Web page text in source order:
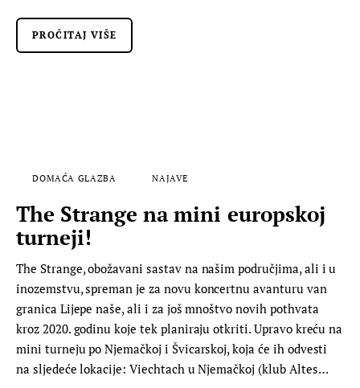
PROČITAJ VIŠE
DOMAĆA GLAZBA NAJAVE
The Strange na mini europskoj
turneji!
The Strange, obožavani sastav na našim područjima, ali i u
inozemstvu, spreman je za novu koncertnu avanturu van
granica Lijepe naše, ali i za još mnoštvo novih pothvata
kroz 2020. godinu koje tek planiraju otkriti. Upravo kreću na
mini turneju po Njemačkoj i Švicarskoj, koja će ih odvesti
na sljedeće lokacije: Viechtach u Njemačkoj (klub Altes…